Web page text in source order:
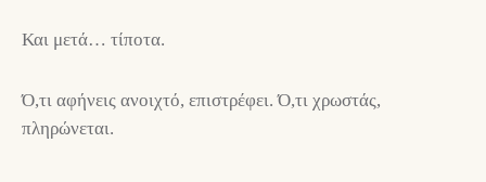
Και μετά… τίποτα.
Ό,τι αφήνεις ανοιχτό, επιστρέφει. Ό,τι χρωστάς,
πληρώνεται.